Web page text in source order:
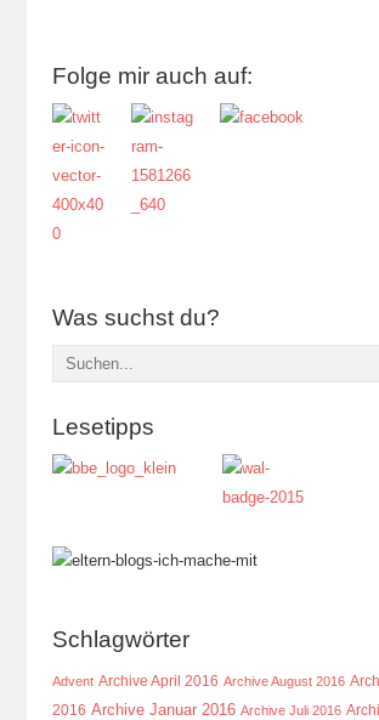
Folge mir auch auf:
Was suchst du?
Lesetipps
Schlagwörter
Advent Archive April 2016 Archive August 2016
2016 Archive Januar 2016 Archive Juli 2016